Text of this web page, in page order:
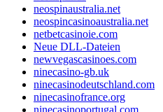
neospinaustralia.net
neospincasinoaustralia.net
netbetcasinoie.com
Neue DLL-Dateien
newvegascasinoes.com
ninecasino-gb.uk
ninecasinodeutschland.com
ninecasinofrance.org
ninecasinoportugal.com